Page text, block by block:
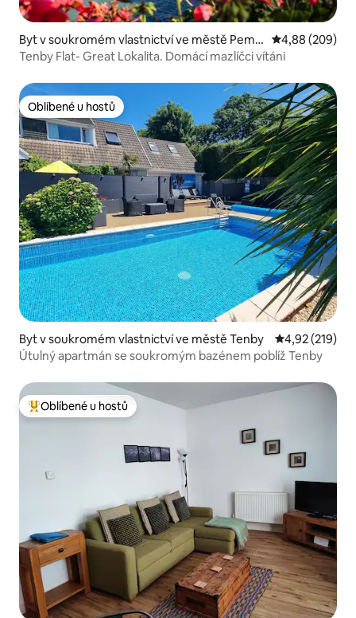
Byt v soukromém vlastnictví ve městě Pemb
rokeshire
Průměrné
4,88 (209)
Tenby Flat- Great Lokalita. Domácí mazlíčci vítáni
Oblíbené u hostů
Oblíbené u hostů
Byt v soukromém vlastnictví ve městě Tenby Průměrné
4,92 (219)
Útulný apartmán se soukromým bazénem poblíž Tenby
Nejlepší v kategorii Oblíbené u hostů
Oblíbené u hostů